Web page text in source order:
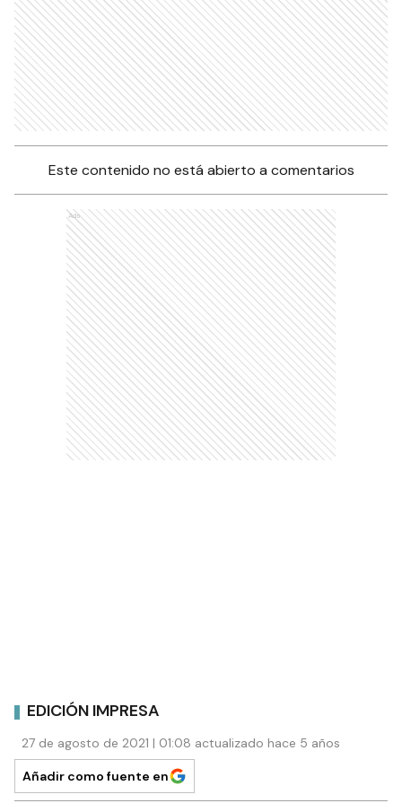
Este contenido no está abierto a comentarios
Ads
EDICIÓN IMPRESA
27 de agosto de 2021 | 01:08 actualizado hace 5 años
Añadir como fuente en